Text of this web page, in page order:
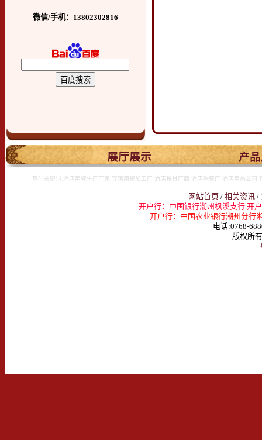
微信/手机：13802302816
. 展厅展示 产
热门关键词:酒店用瓷生产厂家 宾馆用瓷加工厂 酒店餐具厂商 酒店陶瓷厂 酒店用品公
网站首页/ 相关资讯/
开户行：中国银行潮州枫溪支行 开
开户行：中国农业银行潮州分行
电话:0768-
版权所